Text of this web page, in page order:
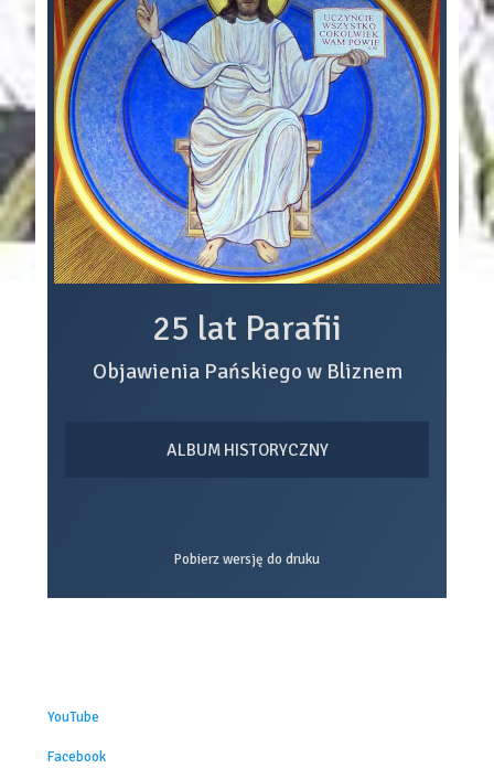
25 lat Parafii
Objawienia Pańskiego w Bliznem
ALBUM HISTORYCZNY
Pobierz wersję do druku
YouTube
Facebook